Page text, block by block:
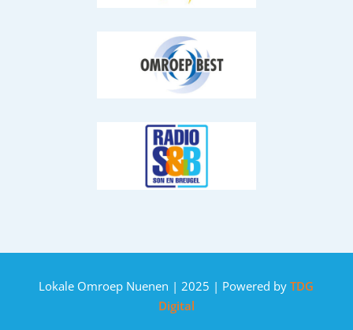
Lokale Omroep Nuenen | 2025 | Powered by TDG
Digital